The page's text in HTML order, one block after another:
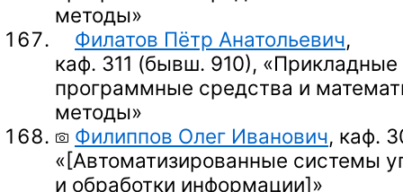
методы»
Филатов Пётр Анатольевич,
каф. 311 (бывш. 910), «Прикладные
программные средства и
методы»
Филиппов Олег Иванович, каф.
«[Автоматизированные системы
и обработки информации]»